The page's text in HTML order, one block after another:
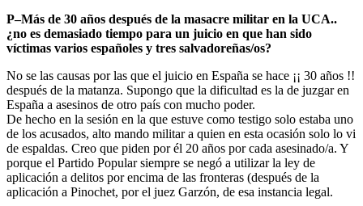
P–Más de 30 años después de la masacre militar en la UCA..
¿no es demasiado tiempo para un juicio en que han sido
víctimas varios españoles y tres salvadoreñas/os?
No se las causas por las que el juicio en España se hace ¡¡ 30 años !!
después de la matanza. Supongo que la dificultad es la de juzgar en
España a asesinos de otro país con mucho poder.
De hecho en la sesión en la que estuve como testigo solo estaba uno
de los acusados, alto mando militar a quien en esta ocasión solo lo vi
de espaldas. Creo que piden por él 20 años por cada asesinado/a. Y
porque el Partido Popular siempre se negó a utilizar la ley de
aplicación a delitos por encima de las fronteras (después de la
aplicación a Pinochet, por el juez Garzón, de esa instancia legal.